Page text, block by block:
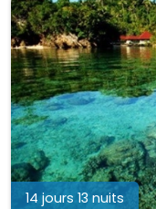
14 jours 13 nuits